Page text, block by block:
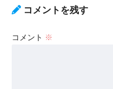
コメントを残す
コメント ※